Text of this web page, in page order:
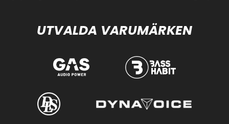
UTVALDA VARUMÄRKEN